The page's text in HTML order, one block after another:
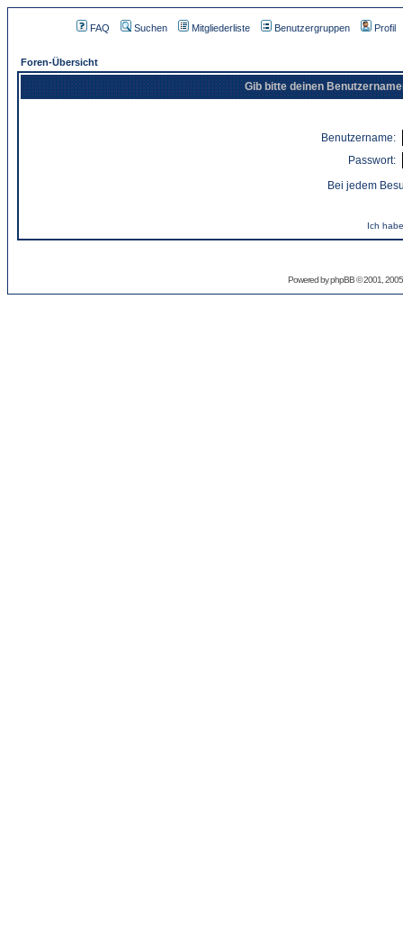
FAQ Suchen Mitgliederliste Benutzergruppen Profil
Foren-Übersicht
Gib bitte deinen
Benutzername:
Passwort:
Bei jedem
Ich
Powered byphpBB© 2001,